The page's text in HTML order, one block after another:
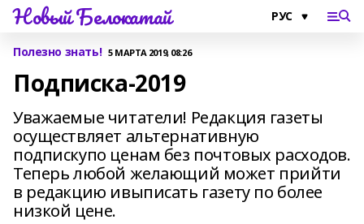
Новый Белокатай
Полезно знать! 5 МАРТА 2019, 08:26
Подписка-2019
Уважаемые читатели! Редакция газеты
осуществляет альтернативную
подпискупо ценам без почтовых расходов.
Теперь любой желающий может прийти
в редакцию ивыписать газету по более
низкой цене.